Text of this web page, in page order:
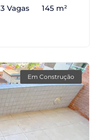
3 Vagas 145 m²
Em Construção